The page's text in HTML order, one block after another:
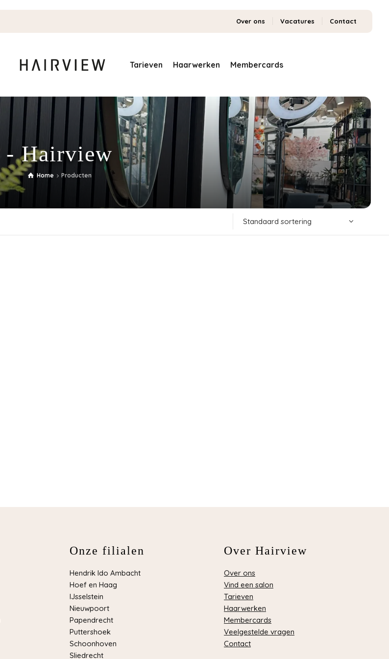
Over ons Vacatures Contact
Tarieven Haarwerken Membercards
- Hairview
Home Producten
Standaard sortering
Onze filialen
Hendrik Ido Ambacht
Hoef en Haag
IJsselstein
Nieuwpoort
Papendrecht
Puttershoek
Schoonhoven
Sliedrecht
Over Hairview
Over ons
Vind een salon
Tarieven
Haarwerken
Membercards
Veelgestelde vragen
Contact